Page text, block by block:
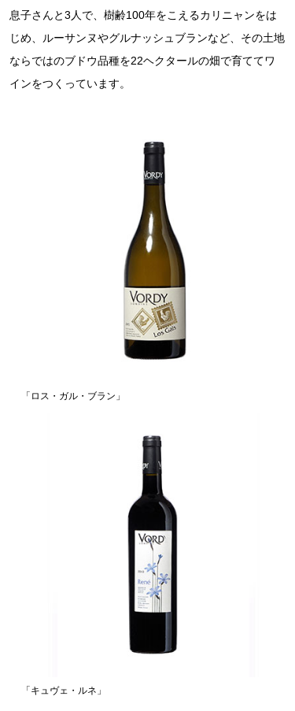
息子さんと3人で、樹齢100年をこえるカリニャンをは
じめ、ルーサンヌやグルナッシュブランなど、その土地
ならではのブドウ品種を22ヘクタールの畑で育ててワ
インをつくっています。
「ロス・ガル・ブラン」
「キュヴェ・ルネ」